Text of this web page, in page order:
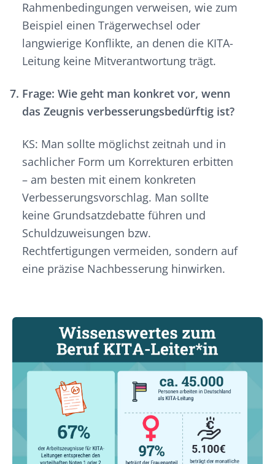
Rahmenbedingungen verweisen, wie zum
Beispiel einen Trägerwechsel oder
langwierige Konflikte, an denen die KITA-
Leitung keine Mitverantwortung trägt.
Frage: Wie geht man konkret vor, wenn
das Zeugnis verbesserungsbedürftig ist?
KS: Man sollte möglichst zeitnah und in
sachlicher Form um Korrekturen erbitten
– am besten mit einem konkreten
Verbesserungsvorschlag. Man sollte
keine Grundsatzdebatte führen und
Schuldzuweisungen bzw.
Rechtfertigungen vermeiden, sondern auf
eine präzise Nachbesserung hinwirken.